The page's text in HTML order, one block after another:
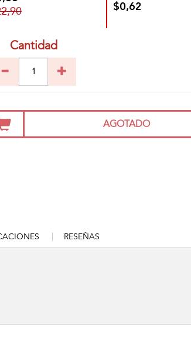
$0,62
Cantidad
AGOTADO
RESEÑAS